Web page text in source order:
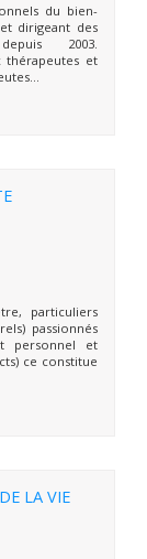
du bien-
dirigeant des
2003.
thérapeutes et
particuliers
passionnés
personnel et
ce constitue
LA VIE